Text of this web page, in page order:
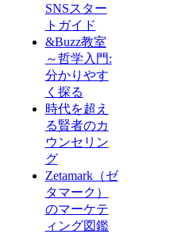
SNSスター
トガイド
&Buzz教室
～哲学入門:
分かりやす
く探る
時代を超え
る賢者のカ
ウンセリン
グ
Zetamark（ゼ
タマーク）
のマーケテ
ィング図鑑